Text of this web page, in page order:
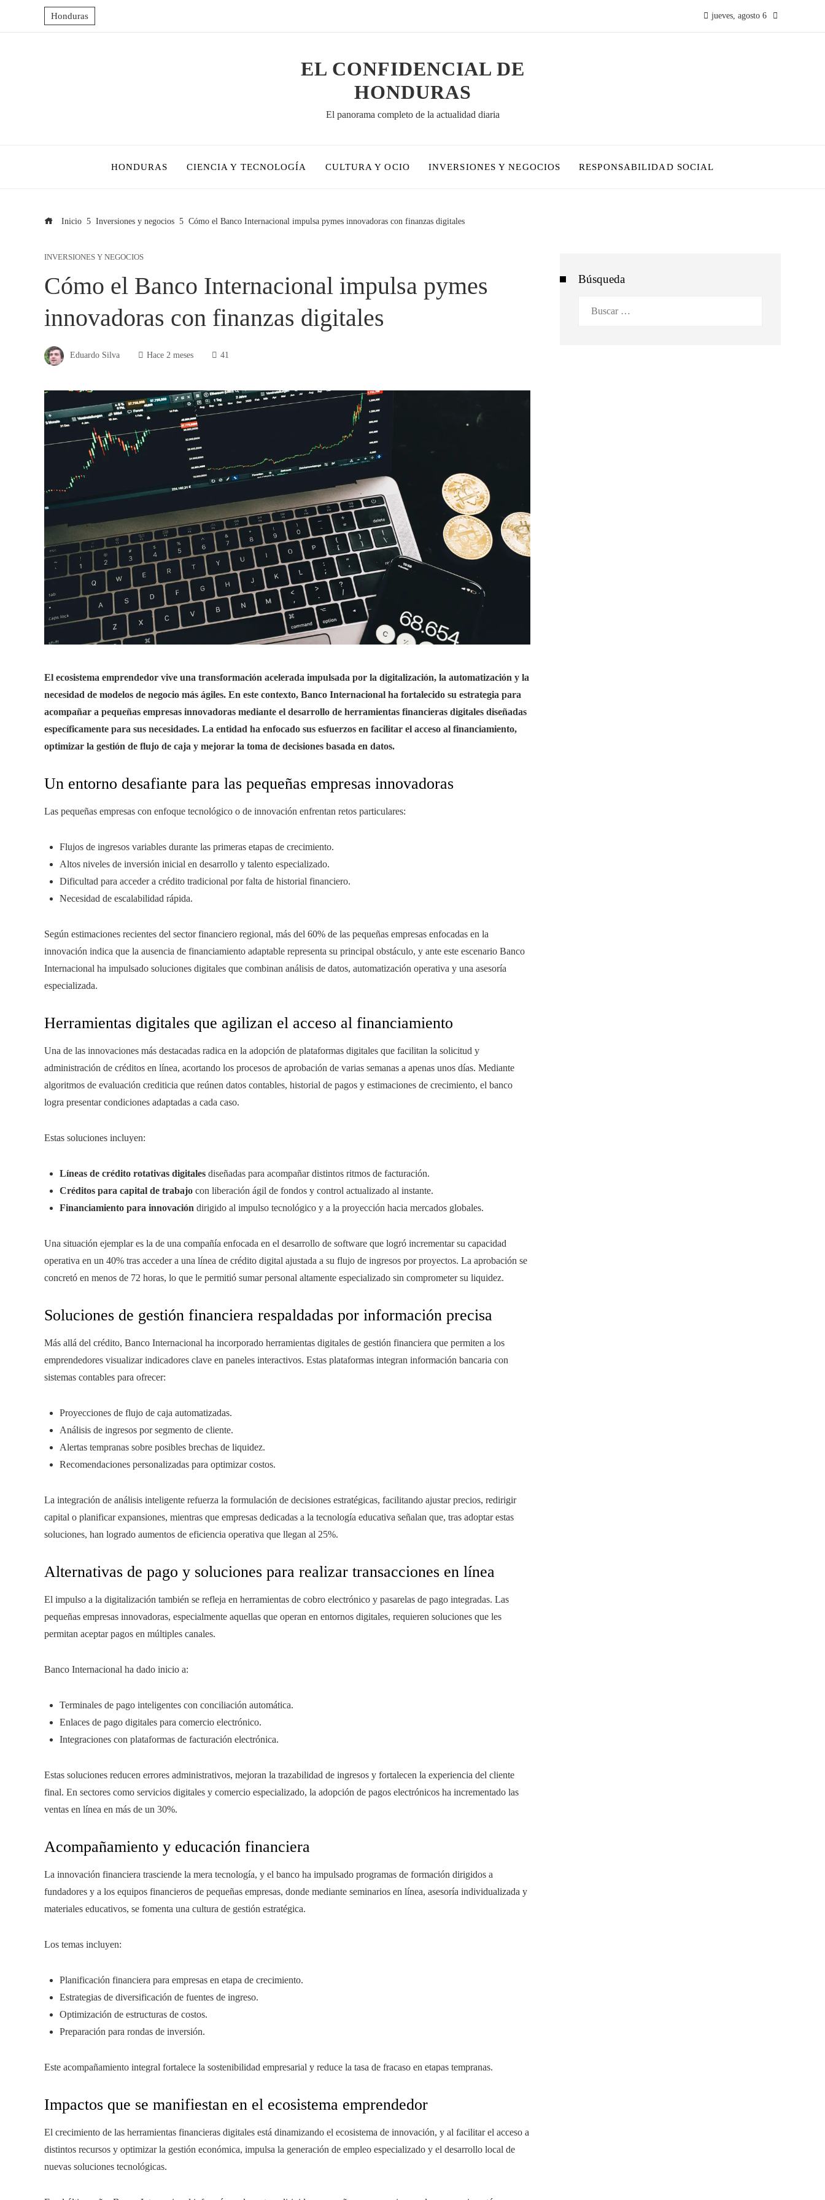
Honduras jueves, agosto 6
EL CONFIDENCIAL DE
HONDURAS
El panorama completo de la actualidad diaria
HONDURAS CIENCIA Y TECNOLOGÍA CULTURA Y OCIO INVERSIONES Y NEGOCIOS RESPONSABILIDAD SOCIAL
Inicio Inversiones y negocios Cómo el Banco Internacional impulsa pymes innovadoras con finanzas digitales
INVERSIONES Y NEGOCIOS
Cómo el Banco Internacional impulsa pymes
innovadoras con finanzas digitales
Eduardo Silva Hace 2 meses 41
El ecosistema emprendedor vive una transformación acelerada impulsada por la digitalización, la automatización y la
necesidad de modelos de negocio más ágiles. En este contexto, Banco Internacional ha fortalecido su estrategia para
acompañar a pequeñas empresas innovadoras mediante el desarrollo de herramientas financieras digitales diseñadas
específicamente para sus necesidades. La entidad ha enfocado sus esfuerzos en facilitar el acceso al financiamiento,
optimizar la gestión de flujo de caja y mejorar la toma de decisiones basada en datos.
Un entorno desafiante para las pequeñas empresas innovadoras
Las pequeñas empresas con enfoque tecnológico o de innovación enfrentan retos particulares:
Flujos de ingresos variables durante las primeras etapas de crecimiento.
Altos niveles de inversión inicial en desarrollo y talento especializado.
Dificultad para acceder a crédito tradicional por falta de historial financiero.
Necesidad de escalabilidad rápida.
Según estimaciones recientes del sector financiero regional, más del 60% de las pequeñas empresas enfocadas en la
innovación indica que la ausencia de financiamiento adaptable representa su principal obstáculo, y ante este escenario Banco
Internacional ha impulsado soluciones digitales que combinan análisis de datos, automatización operativa y una asesoría
especializada.
Herramientas digitales que agilizan el acceso al financiamiento
Una de las innovaciones más destacadas radica en la adopción de plataformas digitales que facilitan la solicitud y
administración de créditos en línea, acortando los procesos de aprobación de varias semanas a apenas unos días. Mediante
algoritmos de evaluación crediticia que reúnen datos contables, historial de pagos y estimaciones de crecimiento, el banco
logra presentar condiciones adaptadas a cada caso.
Estas soluciones incluyen:
Líneas de crédito rotativas digitales diseñadas para acompañar distintos ritmos de facturación.
Créditos para capital de trabajo con liberación ágil de fondos y control actualizado al instante.
Financiamiento para innovación dirigido al impulso tecnológico y a la proyección hacia mercados globales.
Una situación ejemplar es la de una compañía enfocada en el desarrollo de software que logró incrementar su capacidad
operativa en un 40% tras acceder a una línea de crédito digital ajustada a su flujo de ingresos por proyectos. La aprobación se
concretó en menos de 72 horas, lo que le permitió sumar personal altamente especializado sin comprometer su liquidez.
Soluciones de gestión financiera respaldadas por información precisa
Más allá del crédito, Banco Internacional ha incorporado herramientas digitales de gestión financiera que permiten a los
emprendedores visualizar indicadores clave en paneles interactivos. Estas plataformas integran información bancaria con
sistemas contables para ofrecer:
Proyecciones de flujo de caja automatizadas.
Análisis de ingresos por segmento de cliente.
Alertas tempranas sobre posibles brechas de liquidez.
Recomendaciones personalizadas para optimizar costos.
La integración de análisis inteligente refuerza la formulación de decisiones estratégicas, facilitando ajustar precios, redirigir
capital o planificar expansiones, mientras que empresas dedicadas a la tecnología educativa señalan que, tras adoptar estas
soluciones, han logrado aumentos de eficiencia operativa que llegan al 25%.
Alternativas de pago y soluciones para realizar transacciones en línea
El impulso a la digitalización también se refleja en herramientas de cobro electrónico y pasarelas de pago integradas. Las
pequeñas empresas innovadoras, especialmente aquellas que operan en entornos digitales, requieren soluciones que les
permitan aceptar pagos en múltiples canales.
Banco Internacional ha dado inicio a:
Terminales de pago inteligentes con conciliación automática.
Enlaces de pago digitales para comercio electrónico.
Integraciones con plataformas de facturación electrónica.
Estas soluciones reducen errores administrativos, mejoran la trazabilidad de ingresos y fortalecen la experiencia del cliente
final. En sectores como servicios digitales y comercio especializado, la adopción de pagos electrónicos ha incrementado las
ventas en línea en más de un 30%.
Acompañamiento y educación financiera
La innovación financiera trasciende la mera tecnología, y el banco ha impulsado programas de formación dirigidos a
fundadores y a los equipos financieros de pequeñas empresas, donde mediante seminarios en línea, asesoría individualizada y
materiales educativos, se fomenta una cultura de gestión estratégica.
Los temas incluyen:
Planificación financiera para empresas en etapa de crecimiento.
Estrategias de diversificación de fuentes de ingreso.
Optimización de estructuras de costos.
Preparación para rondas de inversión.
Este acompañamiento integral fortalece la sostenibilidad empresarial y reduce la tasa de fracaso en etapas tempranas.
Impactos que se manifiestan en el ecosistema emprendedor
El crecimiento de las herramientas financieras digitales está dinamizando el ecosistema de innovación, y al facilitar el acceso a
distintos recursos y optimizar la gestión económica, impulsa la generación de empleo especializado y el desarrollo local de
nuevas soluciones tecnológicas.
Búsqueda